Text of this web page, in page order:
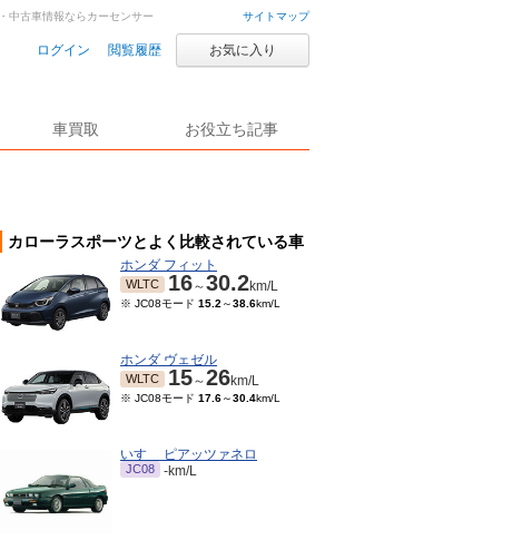
サイトマップ
ログイン 閲覧履歴 お気に入り
車買取 お役立ち記事
中古車情報ならカーセンサー
カローラスポーツとよく比較されている車
ホンダ フィット
WLTC 16～30.2km/L
※ JC08モード 15.2 ～38.6km/L
ホンダ ヴェゼル
WLTC 15～26km/L
※ JC08モード 17.6～30.4km/L
いすゞ ピアッツァネロ
JC08 -km/L